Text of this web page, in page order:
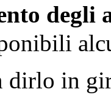
degli
dirlo in